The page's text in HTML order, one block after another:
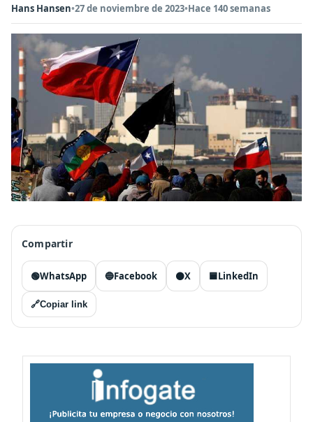
Hans Hansen•27 de noviembre de 2023•Hace 140 semanas
Compartir
🟢WhatsApp 🔵Facebook ⚫X 🟦LinkedIn
🔗Copiar link